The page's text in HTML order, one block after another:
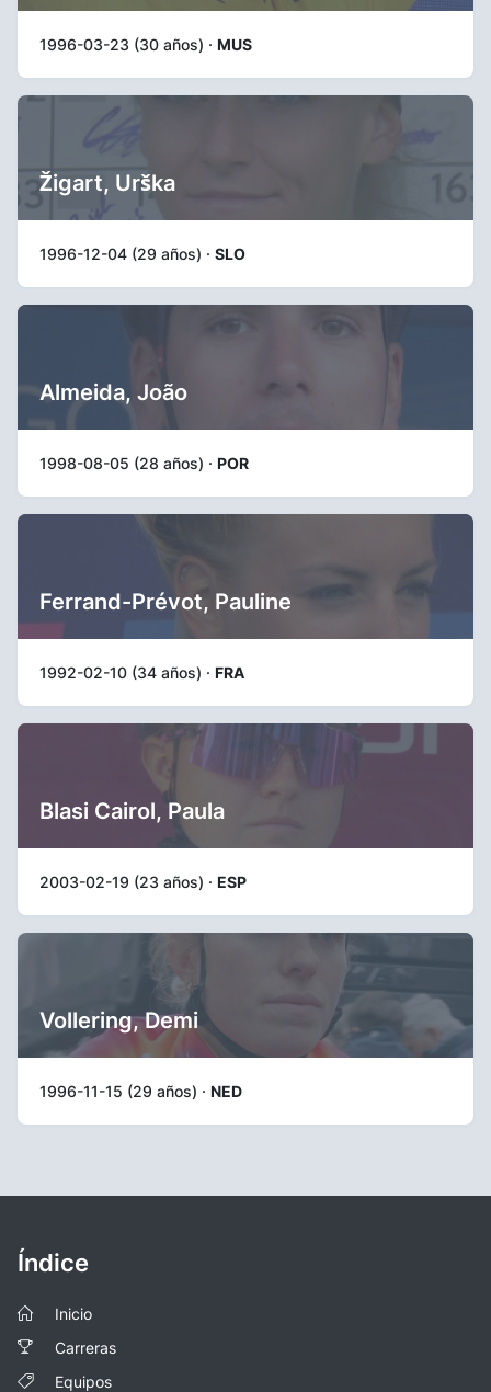
1996-03-23 (30 años) · MUS
Žigart, Urška
1996-12-04 (29 años) · SLO
Almeida, João
1998-08-05 (28 años) · POR
Ferrand-Prévot, Pauline
1992-02-10 (34 años) · FRA
Blasi Cairol, Paula
2003-02-19 (23 años) · ESP
Vollering, Demi
1996-11-15 (29 años) · NED
Índice
Inicio
Carreras
Equipos